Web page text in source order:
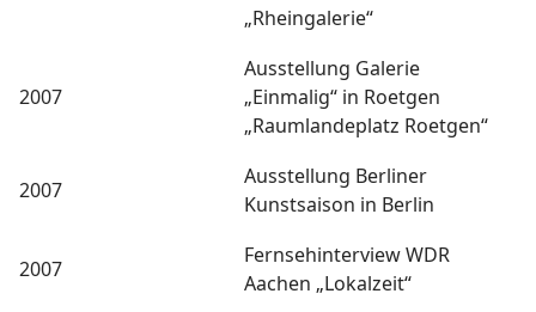
„Rheingalerie“
2007
Ausstellung Galerie
„Einmalig“ in Roetgen
„Raumlandeplatz Roetgen“
2007
Ausstellung Berliner
Kunstsaison in Berlin
2007
Fernsehinterview WDR
Aachen „Lokalzeit“